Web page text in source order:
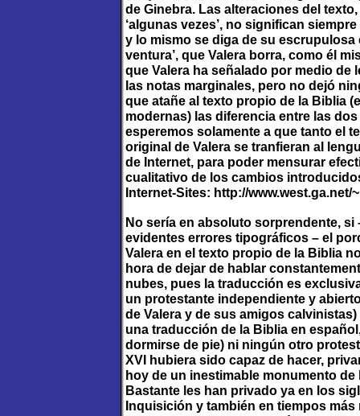
de Ginebra. Las alteraciones del
‘algunas vezes’, no significan
y lo mismo se diga de su
ventura’, que Valera borra, como él
que Valera ha señalado por medio
las notas marginales, pero no dejó
que atañe al texto propio de la Biblia
modernas) las diferencia entre las
esperemos solamente a que tanto el
original de Valera se tranfieran al
de Internet, para poder mensurar
cualitativo de los cambios
Internet-Sites: http://
No sería en absoluto sorprendente,
evidentes errores tipográficos – el
Valera en el texto propio de la Biblia
hora de dejar de hablar
nubes, pues la traducción es
un protestante independiente y
de Valera y de sus amigos
una traducción de la Biblia en
dormirse de pie) ni ningún otro
XVI hubiera sido capaz de hacer,
hoy de un inestimable monumento
Bastante les han privado ya en los
Inquisición y también en tiempos